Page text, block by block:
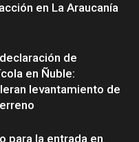
en La Araucanía
de
en Ñuble:
levantamiento de
para la entrada en